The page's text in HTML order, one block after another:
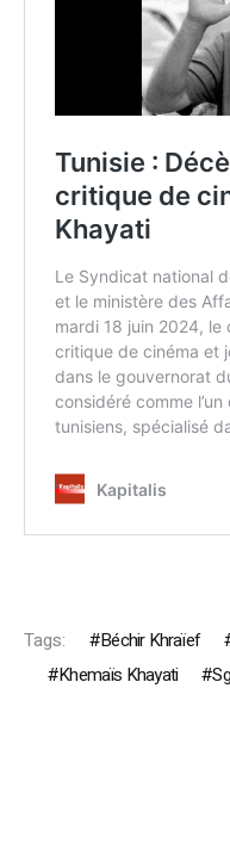
Tags: Béchir Khraïef
Khemaïs Khayati